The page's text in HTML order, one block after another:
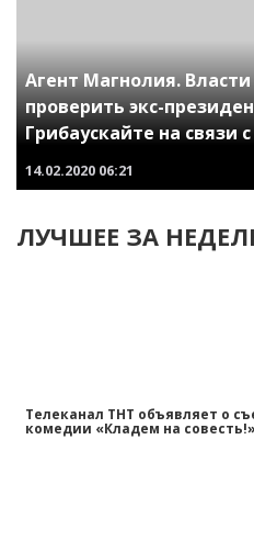
Агент Магнолия.
проверить экс-
Грибаускайте на связи
14.02.2020 06:21
ЛУЧШЕЕ ЗА
Телеканал ТНТ объявляет о
комедии «Кладем на совесть!»